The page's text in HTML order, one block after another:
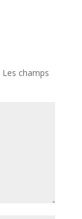
Les champs